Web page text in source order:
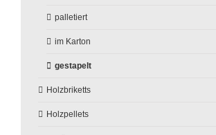
palletiert
im Karton
gestapelt
Holzbriketts
Holzpellets